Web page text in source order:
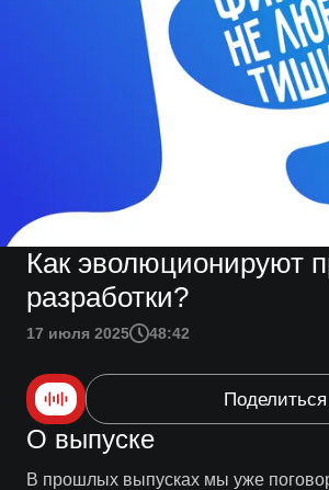
Как эволюционируют
разработки?
17 июля 2025 48:42
Поделиться
О выпуске
В прошлых выпусках мы уже